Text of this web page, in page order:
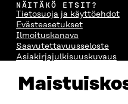
NÄITÄKÖ ETSIT?
Tietosuoja ja käyttöehdot
Evästeasetukset
Ilmoituskanava
Saavutettavuusseloste
Asiakirjajulkisuuskuvaus